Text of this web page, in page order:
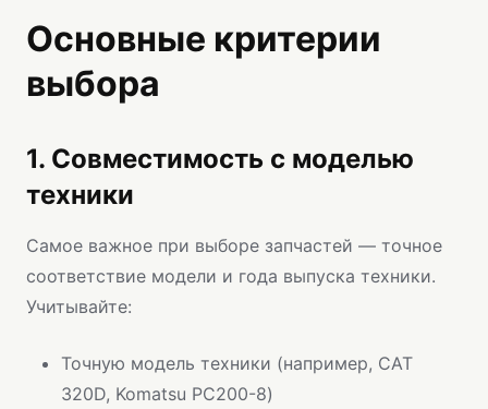
Основные критерии
выбора
1. Совместимость с моделью
техники
Самое важное при выборе запчастей — точное
соответствие модели и года выпуска техники.
Учитывайте:
Точную модель техники (например, CAT
320D, Komatsu PC200-8)